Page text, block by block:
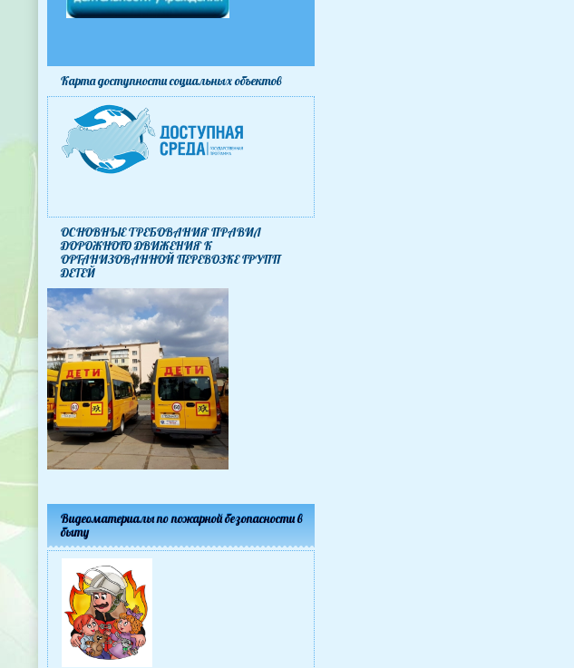
Карта доступности cоциальных объектов
ОСНОВНЫЕ ТРЕБОВАНИЯ ПРАВИЛ
ДОРОЖНОГО ДВИЖЕНИЯ К
ОРГАНИЗОВАННОЙ ПЕРЕВОЗКЕ ГРУПП
ДЕТЕЙ
Видеоматериалы по пожарной безопасности в
быту